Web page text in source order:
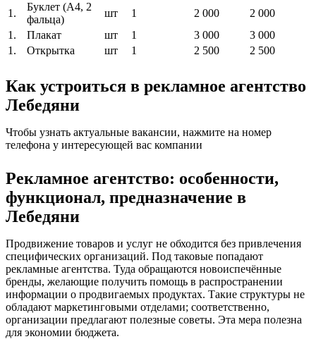
1.
Буклет (A4, 2
фальца)
шт 1 2 000
2 000
1.
Плакат шт 1 3 000
3 000
1.
Открытка шт 1 2 500 2 500
Как устроиться в рекламное агентство
Лебедяни
Чтобы узнать актуальные вакансии, нажмите на номер
телефона у интересующей вас компании
Рекламное агентство: особенности,
функционал, предназначение в
Лебедяни
Продвижение товаров и услуг не обходится без привлечения
специфических организаций. Под таковые попадают
рекламные агентства. Туда обращаются новоиспечённые
бренды, желающие получить помощь в распространении
информации о продвигаемых продуктах. Такие структуры не
обладают маркетинговыми отделами; соответственно,
организации предлагают полезные советы. Эта мера полезна
для экономии бюджета.